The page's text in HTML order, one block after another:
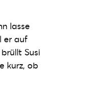
lasse
er auf
Susi
kurz, ob